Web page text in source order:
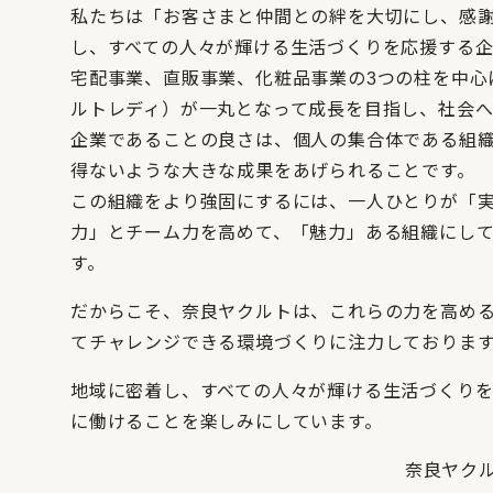
私たちは「お客さまと仲間との絆を大切にし、感
し、すべての人々が輝ける生活づくりを応援する
宅配事業、直販事業、化粧品事業の3つの柱を中
ルトレディ）が一丸となって成長を目指し、社会
企業であることの良さは、個人の集合体である組
得ないような大きな成果をあげられることです。
この組織をより強固にするには、一人ひとりが「
力」とチーム力を高めて、「魅力」ある組織にし
す。
だからこそ、奈良ヤクルトは、これらの力を高め
てチャレンジできる環境づくりに注力しておりま
地域に密着し、すべての人々が輝ける生活づくり
に働けることを楽しみにしています。
奈良ヤク